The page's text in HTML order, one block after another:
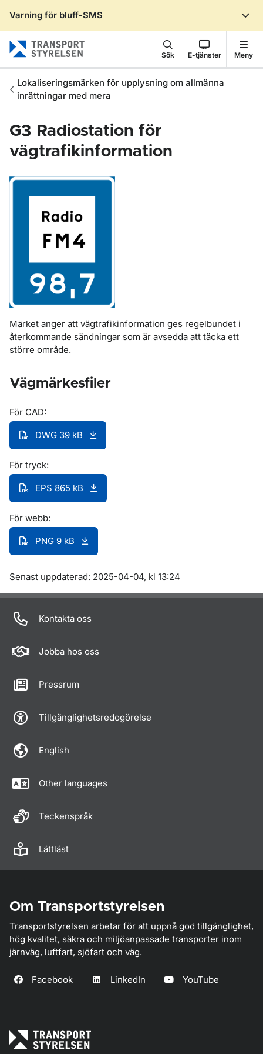
Varning för bluff-SMS
Sök E-tjänster Meny
Lokaliseringsmärken för upplysning om allmänna
inrättningar med mera
G3 Radiostation för
vägtrafikinformation
Märket anger att vägtrafikinformation ges regelbundet i
återkommande sändningar som är avsedda att täcka ett
större område.
Vägmärkesfiler
För CAD:
DWG 39 kB
För tryck:
EPS 865 kB
För webb:
PNG 9 kB
Om sidan
Senast uppdaterad: 2025-04-04, kl 13:24
Kontakta oss
Jobba hos oss
Pressrum
Tillgänglighetsredogörelse
English
Other languages
Teckenspråk
Lättläst
Om Transportstyrelsen
Transportstyrelsen arbetar för att uppnå god tillgänglighet,
hög kvalitet, säkra och miljöanpassade transporter inom
järnväg, luftfart, sjöfart och väg.
Facebook LinkedIn YouTube